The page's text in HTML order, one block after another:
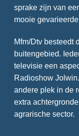
sprake zijn van
mooie
Mfm/Dtv besteedt
buitengebied.
televisie een
Radioshow
andere plek in de
extra
agrarische sector.